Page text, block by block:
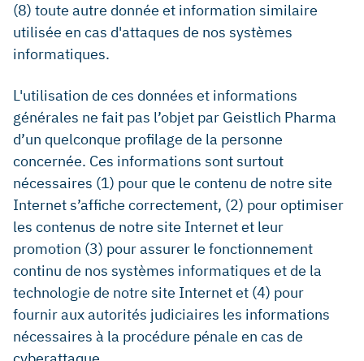
(8) toute autre donnée et information similaire
utilisée en cas d'attaques de nos systèmes
informatiques.
L'utilisation de ces données et informations
générales ne fait pas l’objet par Geistlich Pharma
d’un quelconque profilage de la personne
concernée. Ces informations sont surtout
nécessaires (1) pour que le contenu de notre site
Internet s’affiche correctement, (2) pour optimiser
les contenus de notre site Internet et leur
promotion (3) pour assurer le fonctionnement
continu de nos systèmes informatiques et de la
technologie de notre site Internet et (4) pour
fournir aux autorités judiciaires les informations
nécessaires à la procédure pénale en cas de